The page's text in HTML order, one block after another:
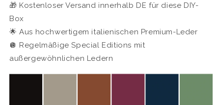
🎁 Kostenloser Versand innerhalb DE für diese DIY-
Box
🌟Aus hochwertigem italienischen Premium-Leder
🪩 Regelmäßige Special Editions mit
außergewöhnlichen Ledern